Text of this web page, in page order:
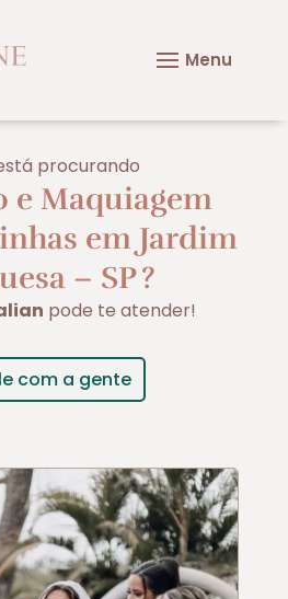
procurando
e Maquiagem
em Jardim
– SP?
pode te atender!
com a gente